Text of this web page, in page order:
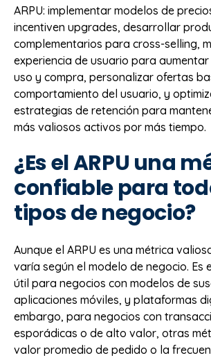
ARPU: implementar modelos de
incentiven upgrades, desarrollar
complementarios para cross-selling,
experiencia de usuario para
uso y compra, personalizar ofertas
comportamiento del usuario, y
estrategias de retención para
más valiosos activos por más tiempo.
¿Es el ARPU una
confiable para
tipos de negocio?
Aunque el ARPU es una métrica
varía según el modelo de negocio. Es
útil para negocios con modelos de
aplicaciones móviles, y plataformas
embargo, para negocios con
esporádicas o de alto valor, otras
valor promedio de pedido o la